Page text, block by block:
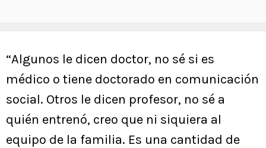
“Algunos le dicen doctor, no sé si es
médico o tiene doctorado en comunicación
social. Otros le dicen profesor, no sé a
quién entrenó, creo que ni siquiera al
equipo de la familia. Es una cantidad de